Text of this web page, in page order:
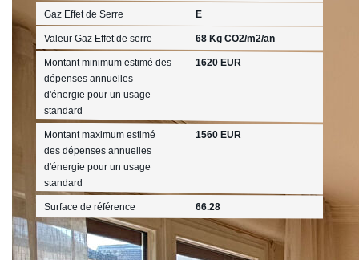
Gaz Effet de Serre E
Valeur Gaz Effet de serre 68 Kg CO2/m2/an
Montant minimum estimé des
dépenses annuelles
d'énergie pour un usage
standard
1620 EUR
Montant maximum estimé
des dépenses annuelles
d'énergie pour un usage
standard
1560 EUR
Surface de référence 66.28